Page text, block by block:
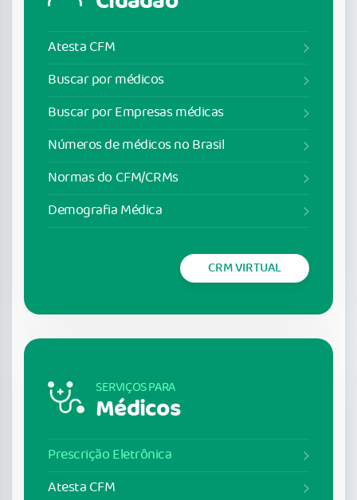
Atesta CFM
Buscar por médicos
Buscar por Empresas médicas
Números de médicos no Brasil
Normas do CFM/CRMs
Demografia Médica
CRM VIRTUAL
SERVIÇOS PARA
Médicos
Prescrição Eletrônica
Atesta CFM